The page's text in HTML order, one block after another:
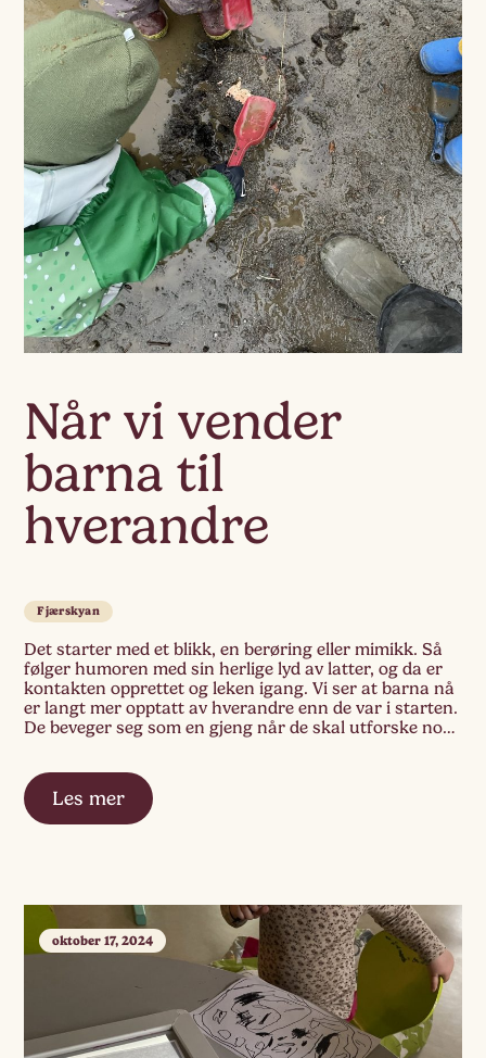
Når vi vender
barna til
hverandre
Fjærskyan
Det starter med et blikk, en berøring eller mimikk. Så
følger humoren med sin herlige lyd av latter, og da er
kontakten opprettet og leken igang. Vi ser at barna nå
er langt mer opptatt av hverandre enn de var i starten.
De beveger seg som en gjeng når de skal utforske noe
Les mer
oktober 17, 2024